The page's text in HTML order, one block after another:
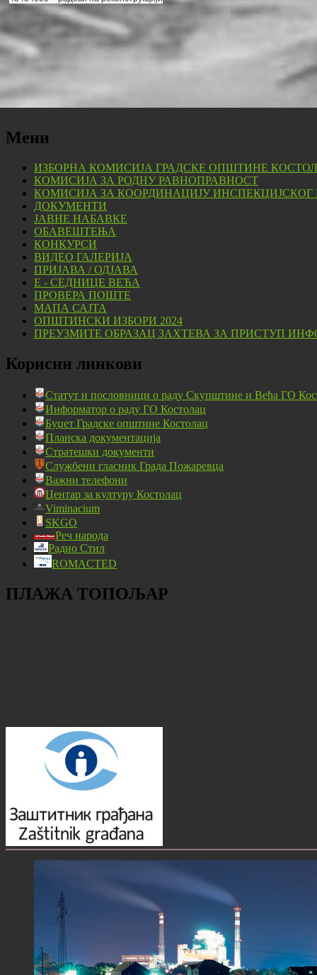
Мени
ИЗБОРНА КОМИСИЈА ГРАДСКЕ ОПШТИНЕ
КОМИСИЈА ЗА РОДНУ РАВНОПРАВНОСТ
КОМИСИЈА ЗА КООРДИНАЦИЈУ ИНСПЕКЦИЈСКОГ
ДОКУМЕНТИ
ЈАВНЕ НАБАВКЕ
ОБАВЕШТЕЊА
КОНКУРСИ
ВИДЕО ГАЛЕРИЈА
ПРИЈАВА / ОДЈАВА
Е - СЕДНИЦЕ ВЕЋА
ПРОВЕРА ПОШТЕ
МАПА САЈТА
ОПШТИНСКИ ИЗБОРИ 2024
ПРЕУЗМИТЕ ОБРАЗАЦ ЗАХТЕВА ЗА ПРИСТУП
Корисни линкови
Статут и пословници о раду Скупштине и Већа ГО
Информатор о раду ГО Костолац
Буџет Градске општине Костолац
Планска документација
Стратешки документи
Службени гласник Града Пожаревца
Важни телефони
Центар за културу Костолац
Viminacium
SKGO
Реч народа
Радио Стил
ROMACTED
ПЛАЖА ТОПОЉАР